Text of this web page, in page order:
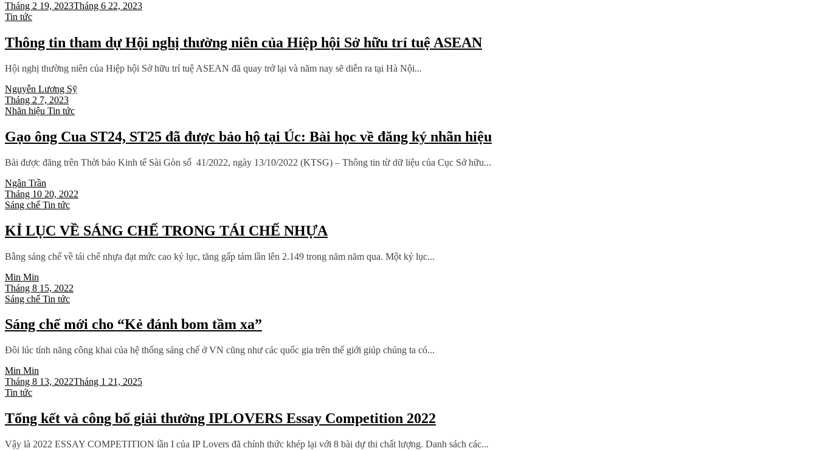
Tháng 2 19, 2023Tháng 6 22, 2023
Tin tức
Thông tin tham dự Hội nghị thường niên của Hiệp hội Sở hữu trí tuệ ASEAN
Hội nghị thường niên của Hiệp hội Sở hữu trí tuệ ASEAN đã quay trở lại và năm nay sẽ diễn ra tại Hà Nội...
Nguyễn Lương Sỹ
Tháng 2 7, 2023
Nhãn hiệu Tin tức
Gạo ông Cua ST24, ST25 đã được bảo hộ tại Úc: Bài học về đăng ký nhãn hiệu
Bài được đăng trên Thời báo Kinh tế Sài Gòn số 41/2022, ngày 13/10/2022 (KTSG) – Thông tin từ dữ liệu của Cục Sở hữu...
Ngân Trần
Tháng 10 20, 2022
Sáng chế Tin tức
KỈ LỤC VỀ SÁNG CHẾ TRONG TÁI CHẾ NHỰA
Bằng sáng chế về tái chế nhựa đạt mức cao kỷ lục, tăng gấp tám lần lên 2.149 trong năm năm qua. Một kỷ lục...
Min Min
Tháng 8 15, 2022
Sáng chế Tin tức
Sáng chế mới cho “Kẻ đánh bom tầm xa”
Đôi lúc tính năng công khai của hệ thống sáng chế ở VN cũng như các quốc gia trên thế giới giúp chúng ta có...
Min Min
Tháng 8 13, 2022Tháng 1 21, 2025
Tin tức
Tổng kết và công bố giải thưởng IPLOVERS Essay Competition 2022
Vậy là 2022 ESSAY COMPETITION lần I của IP Lovers đã chính thức khép lại với 8 bài dự thi chất lượng. Danh sách các...